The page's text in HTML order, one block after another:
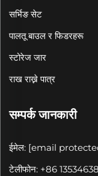
सर्भिङ सेट
पालतू बाउल र फिडरहरू
स्टोरेज जार
राख राख्ने पात्र
सम्पर्क जानकारी
ईमेल: [email
टेलीफोन: +86